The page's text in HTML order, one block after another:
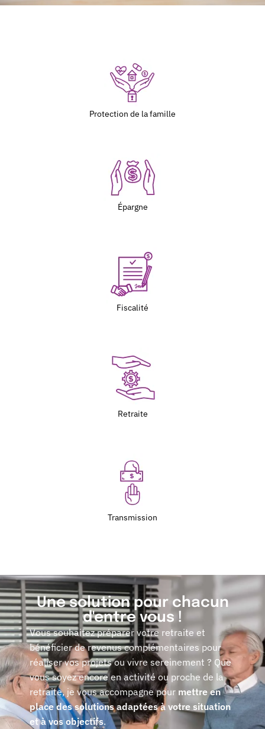
Protection de la famille
Épargne
Fiscalité
Retraite
Transmission
Une solution pour chacun
d'entre vous !
Vous souhaitez préparer votre retraite et
bénéficier de revenus complémentaires pour
réaliser vos projets ou vivre sereinement ? Que
vous soyez encore en activité ou proche de la
retraite, je vous accompagne pour mettre en
place des solutions adaptées à votre situation
et à vos objectifs.